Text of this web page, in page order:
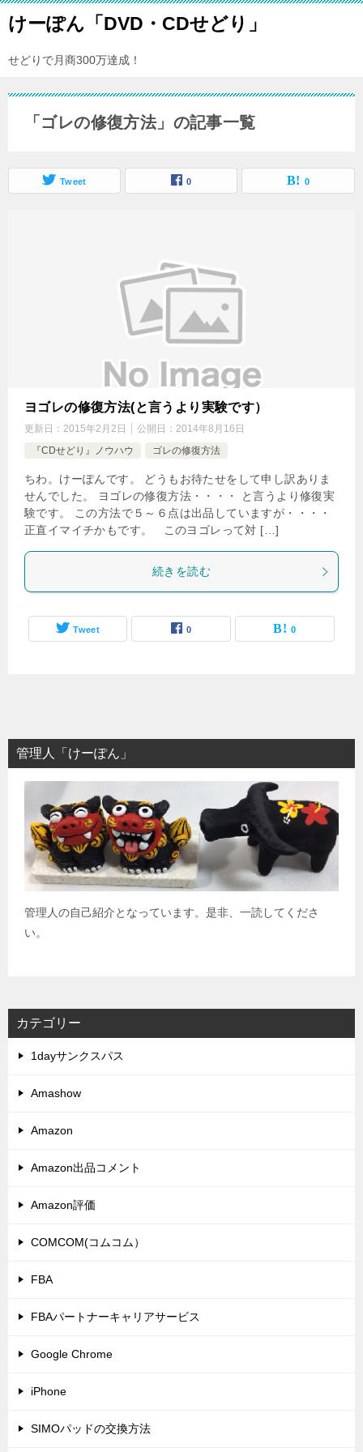
けーぽん「DVD・CDせどり」
せどりで月商300万達成！
「ゴレの修復方法」の記事一覧
Tweet 0 0
ヨゴレの修復方法(と言うより実験です）
更新日： 2015年2月2日 公開日： 2014年8月16日
『CDせどり』ノウハウ
ゴレの修復方法
ちわ。けーぽんです。 どうもお待たせをして申し訳ありま
せんでした。 ヨゴレの修復方法・・・・ と言うより修復実
験です。 この方法で５～６点は出品していますが・・・・
正直イマイチかもです。 このヨゴレって対 […]
続きを読む
Tweet 0 0
管理人「けーぽん」
管理人の自己紹介となっています。是非、一読してくださ
い。
カテゴリー
1dayサンクスパス
Amashow
Amazon
Amazon出品コメント
Amazon評価
COMCOM(コムコム）
FBA
FBAパートナーキャリアサービス
Google Chrome
iPhone
SIMOパッドの交換方法